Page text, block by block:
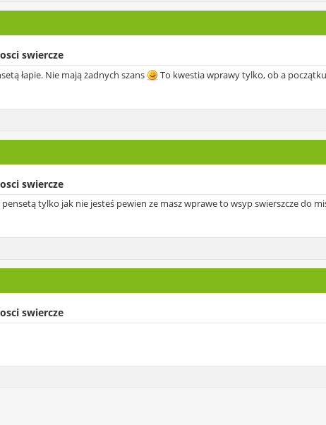
swiercze
łapie. Nie mają żadnych szans
To kwestia wprawy tylko, ob a
swiercze
tylko jak nie jesteś pewien ze masz wprawe to wsyp swierszcze do
swiercze